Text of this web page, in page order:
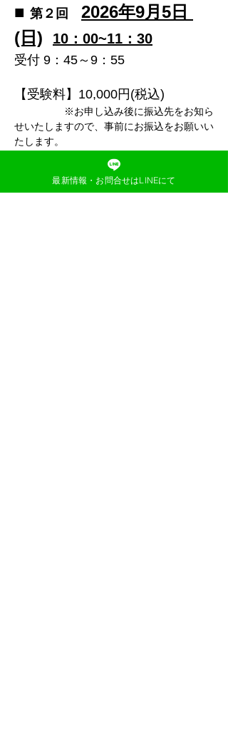
■ 第２回 ​2026年9月5日
(日)
10：00~11：30
受付 9：45～9：55
【受験料】10,000円(税込)
※お申し込み後に振込先をお知ら
せいたしますので、事前にお振込をお願いい
たします。
【対象】小学校受験年長内部生の
み
最新情報・お問合せはLINEにて